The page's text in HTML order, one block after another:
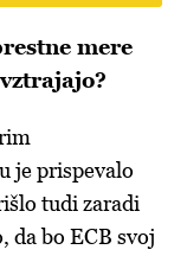
mere
je prispevalo
tudi zaradi
da bo ECB svoj